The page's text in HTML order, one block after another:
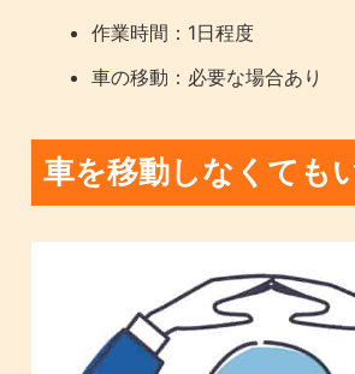
作業時間：1日程度
車の移動：必要な場合あり
車を移動しなくても